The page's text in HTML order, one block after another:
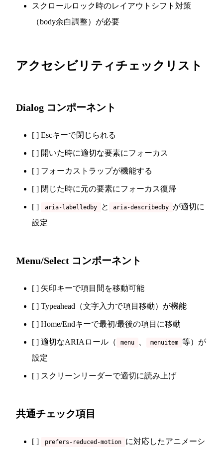
スクロールロック時のレイアウトシフト対策
（body余白調整）が必要
アクセシビリティチェックリスト
Dialog コンポーネント
[ ] Escキーで閉じられる
[ ] 開いた時に適切な要素にフォーカス
[ ] フォーカストラップが機能する
[ ] 閉じた時に元の要素にフォーカス復帰
[ ] aria-labelledby と aria-describedby
が適切に
設定
Menu/Select コンポーネント
[ ] 矢印キーで項目間を移動可能
[ ] Typeahead（文字入力で項目移動）が機能
[ ] Home/Endキーで最初/最後の項目に移動
[ ] 適切なARIAロール（ menu menuitem 等）が
設定
[ ] スクリーンリーダーで適切に読み上げ
共通チェック項目
[ ] prefers-reduced-motion
に対応したアニメーシ